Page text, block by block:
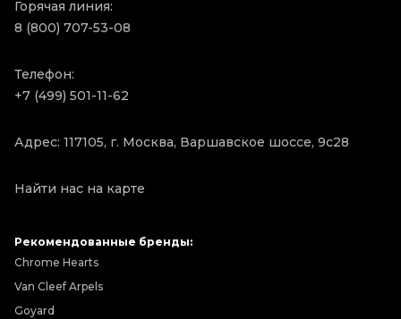
Горячая линия:
8 (800) 707-53-08
Телефон:
+7 (499) 501-11-62
Адрес: 117105, г. Москва, Варшавское шоссе, 9с28
Найти нас на карте
Рекомендованные бренды:
Chrome Hearts
Van Cleef Arpels
Goyard